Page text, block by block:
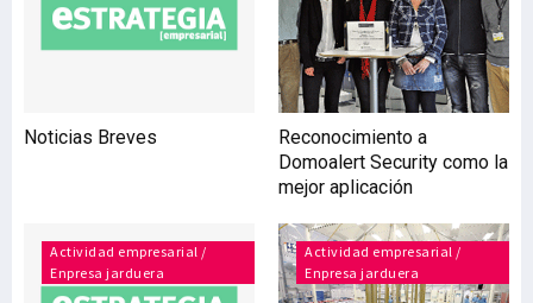
cuando estos son de tipo
invasivo y
Noticias Breves
Reconocimiento a
Domoalert Security como la
mejor aplicación
Actividad empresarial /
Enpresa jarduera
Actividad empresarial /
Enpresa jarduera